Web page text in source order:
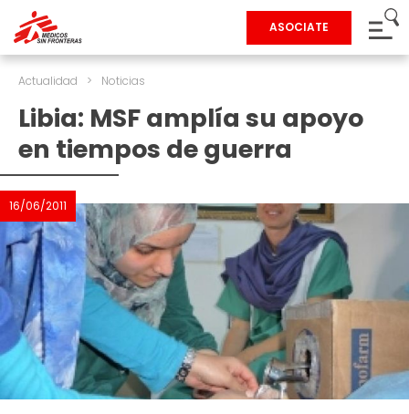
ASOCIATE
Actualidad > Noticias
Libia: MSF amplía su apoyo
en tiempos de guerra
16/06/2011